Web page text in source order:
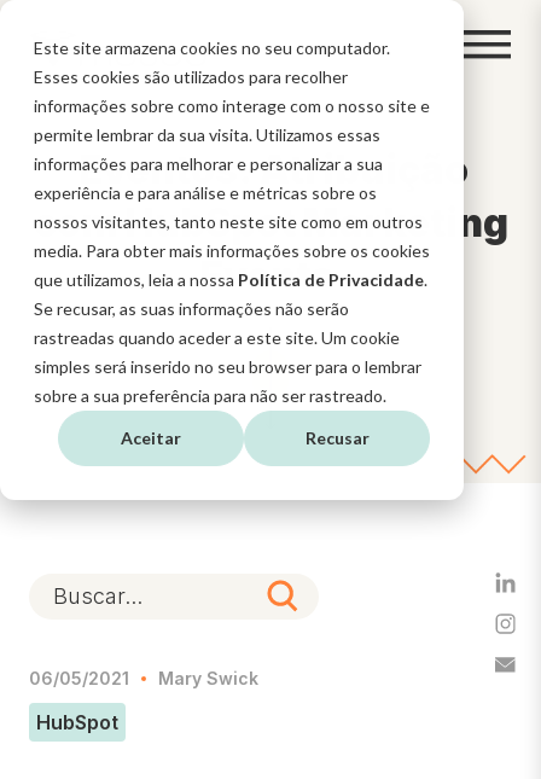
Este site armazena cookies no seu computador.
Esses cookies são utilizados para recolher
informações sobre como interage com o nosso site e
permite lembrar da sua visita. Utilizamos essas
informações para melhorar e personalizar a sua
experiência e para análise e métricas sobre os
nossos visitantes, tanto neste site como em outros
media. Para obter mais informações sobre os cookies
que utilizamos, leia a nossa Política de Privacidade.
Se recusar, as suas informações não serão
rastreadas quando aceder a este site. Um cookie
simples será inserido no seu browser para o lembrar
sobre a sua preferência para não ser rastreado.
Aceitar Recusar
Eventos: Atribuição
com HubSpot Marketing
Events
06/05/2021 Mary Swick
HubSpot